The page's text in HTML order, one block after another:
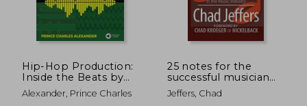
Hip-Hop Production:
Inside the Beats by
Prince Charles
Alexander - Includes
Alexander, Prince Charles
25 notes for the
successful musician
(en Inglés)
Jeffers, Chad